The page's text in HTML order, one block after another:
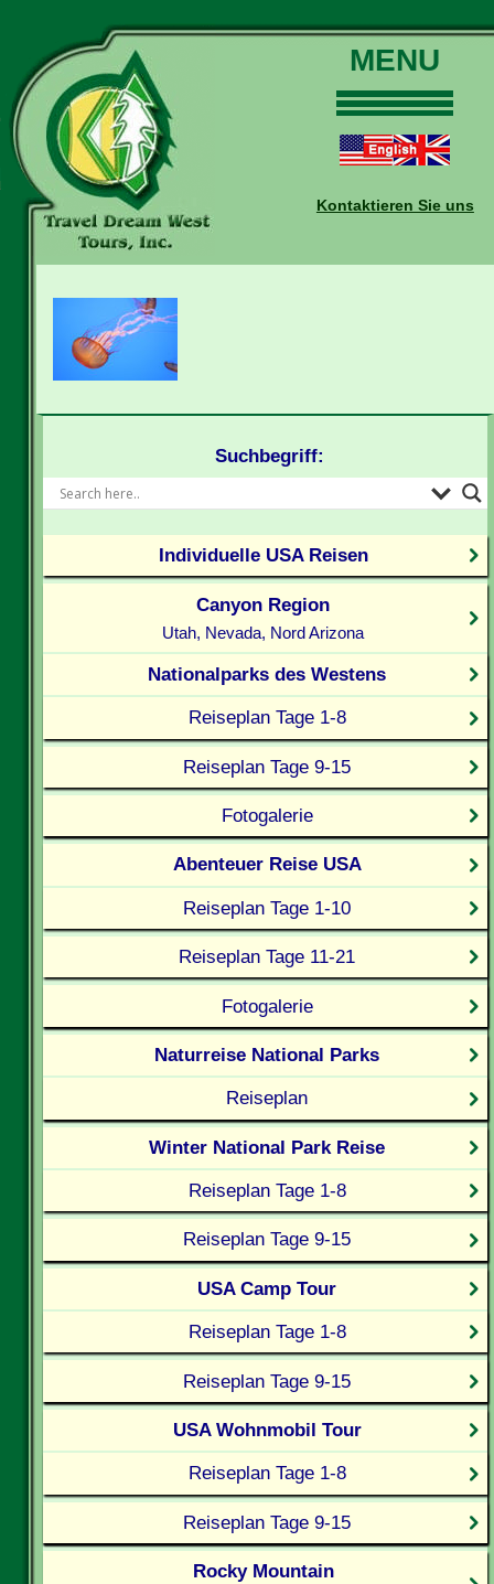
MENU
Touren
Daten und Preise
Buchungen
Kontaktieren Sie uns
Suchbegriff:
Individuelle USA Reisen
Canyon Region
Utah, Nevada, Nord Arizona
Nationalparks des Westens
Reiseplan Tage 1-8
Reiseplan Tage 9-15
Fotogalerie
Abenteuer Reise USA
Reiseplan Tage 1-10
Reiseplan Tage 11-21
Fotogalerie
Naturreise National Parks
Reiseplan
Winter National Park Reise
Reiseplan Tage 1-8
Reiseplan Tage 9-15
USA Camp Tour
Reiseplan Tage 1-8
Reiseplan Tage 9-15
USA Wohnmobil Tour
Reiseplan Tage 1-8
Reiseplan Tage 9-15
Rocky Mountain